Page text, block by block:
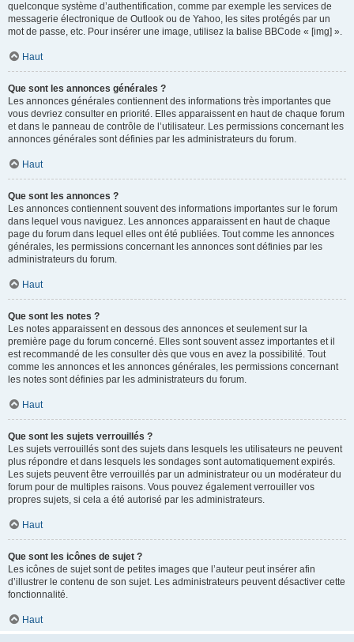
quelconque système d’authentification, comme par exemple les services de
messagerie électronique de Outlook ou de Yahoo, les sites protégés par un
mot de passe, etc. Pour insérer une image, utilisez la balise BBCode « [img] ».
Haut
Que sont les annonces générales ?
Les annonces générales contiennent des informations très importantes que
vous devriez consulter en priorité. Elles apparaissent en haut de chaque forum
et dans le panneau de contrôle de l’utilisateur. Les permissions concernant les
annonces générales sont définies par les administrateurs du forum.
Haut
Que sont les annonces ?
Les annonces contiennent souvent des informations importantes sur le forum
dans lequel vous naviguez. Les annonces apparaissent en haut de chaque
page du forum dans lequel elles ont été publiées. Tout comme les annonces
générales, les permissions concernant les annonces sont définies par les
administrateurs du forum.
Haut
Que sont les notes ?
Les notes apparaissent en dessous des annonces et seulement sur la
première page du forum concerné. Elles sont souvent assez importantes et il
est recommandé de les consulter dès que vous en avez la possibilité. Tout
comme les annonces et les annonces générales, les permissions concernant
les notes sont définies par les administrateurs du forum.
Haut
Que sont les sujets verrouillés ?
Les sujets verrouillés sont des sujets dans lesquels les utilisateurs ne peuvent
plus répondre et dans lesquels les sondages sont automatiquement expirés.
Les sujets peuvent être verrouillés par un administrateur ou un modérateur du
forum pour de multiples raisons. Vous pouvez également verrouiller vos
propres sujets, si cela a été autorisé par les administrateurs.
Haut
Que sont les icônes de sujet ?
Les icônes de sujet sont de petites images que l’auteur peut insérer afin
d’illustrer le contenu de son sujet. Les administrateurs peuvent désactiver cette
fonctionnalité.
Haut